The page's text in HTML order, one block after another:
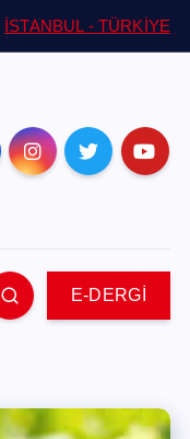
İSTANBUL - TÜRKİYE
E-DERGİ